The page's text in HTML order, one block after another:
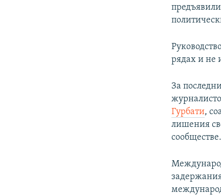
рядах и не
За
Гурбати,
лишения
сообществе.